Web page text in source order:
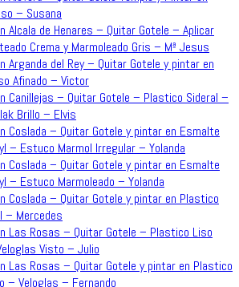
– Susana
Alcala de Henares – Quitar Gotele – Aplicar
Crema y Marmoleado Gris – Mª Jesus
Arganda del Rey – Quitar Gotele y pintar en
Afinado – Victor
Canillejas – Quitar Gotele – Plastico Sideral –
Brillo – Elvis
Coslada – Quitar Gotele y pintar en Esmalte
– Estuco Marmol Irregular – Yolanda
Coslada – Quitar Gotele y pintar en Esmalte
– Estuco Marmoleado – Yolanda
Coslada – Quitar Gotele y pintar en Plastico
– Mercedes
Las Rosas – Quitar Gotele – Plastico Liso
Visto – Julio
Las Rosas – Quitar Gotele y pintar en Plastico
– Veloglas – Fernando